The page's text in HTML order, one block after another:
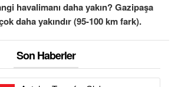
havalimanı daha yakın? Gazipaşa
daha yakındır (95-100 km fark).
Son Haberler